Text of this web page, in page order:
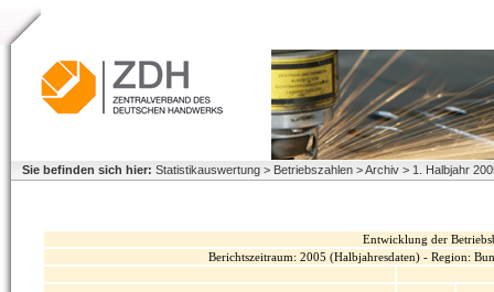
Sie befinden sich hier: Statistikauswertung > Betriebszahlen > Archiv > 1. Halbjahr